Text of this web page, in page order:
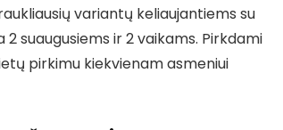
variantų keliaujantiems su
suaugusiems ir 2 vaikams. Pirkdami
pirkimu kiekvienam asmeniui